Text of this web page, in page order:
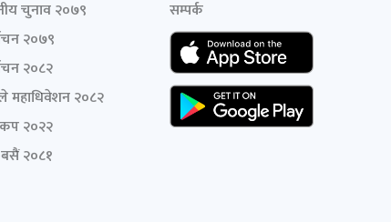
चुनाव २०७९
२०७९
२०८२
महाधिवेशन २०८२
२०२२
२०८१
सम्पर्क